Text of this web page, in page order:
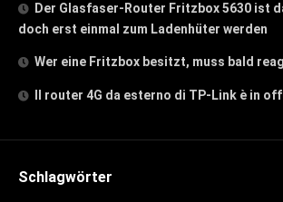
Der Glasfaser-Router Fritzbox 5630 ist
doch erst einmal zum Ladenhüter werden
Wer eine Fritzbox besitzt, muss bald
Il router 4G da esterno di TP-Link è in
Schlagwörter